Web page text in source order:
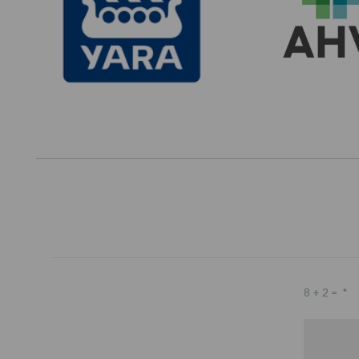
8 + 2 = *